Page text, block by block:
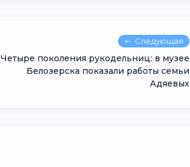
Следующая
Четыре поколения рукодельниц: в музее
Белозерска показали работы семьи
Адяевых